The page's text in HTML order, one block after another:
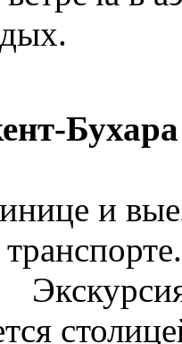
Бухара
и